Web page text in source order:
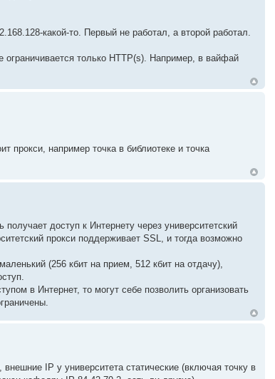
какой-то. Первый не работал, а второй работал.
ограничивается только HTTP(s). Например, в вайфай
например точка в библиотеке и точка
доступ к Интернету через университетский
прокси поддерживает SSL, и тогда возможно
(256 кбит на прием, 512 кбит на отдачу),
в Интернет, то могут себе позволить организовать
IP у университета статические (включая точку в